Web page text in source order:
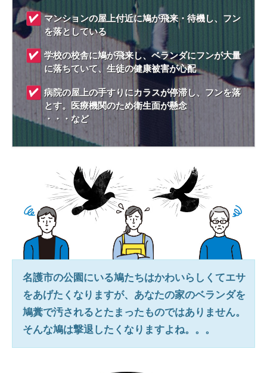
マンションの屋上付近に鳩が飛来・待機し、フン
を落としている
学校の校舎に鳩が飛来し、ベランダにフンが大量
に落ちていて、生徒の健康被害が心配
病院の屋上の手すりにカラスが停滞し、フンを落
とす。医療機関のため衛生面が懸念
・・・など
名護市の公園にいる鳩たちはかわいらしくてエサ
をあげたくなりますが、あなたの家のベランダを
鳩糞で汚されるとたまったものではありません。
そんな鳩は撃退したくなりますよね。。。